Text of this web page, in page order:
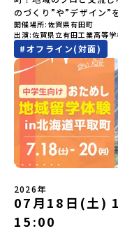
安心のサポート体制・
下の【STEP2】個別説
ーーーーーーーーーーー
る！2つのステップ知り
ください！【STEP1】
いつでも視聴可能です）
方へ〜プログラムの全
す。 【STEP2】個別
す）〜「地域別のプロ
は何をするの？」とい
らではのプログラムを
説明会はこちらから（
【5/8(金)】熊本県芦北
体験」のプログラム開催
ださい♪気になることや
い。👉 【LINE登録はこ
のづくり”や”デザイン”
化が気になる。いつか留
化、町並みに興味がある
き！」そんな中学生の
験」は、日本全国約200
を送る「地域みらい留
めてのひとり旅でも安
いたします。今回のフ
う）」佐賀県の西部に
「窯業（ようぎょう）
のづくりが、この町の
も知られる「有田焼」
史の中で積み重ねられ
い”が、この町には残っ
「日本の20世紀遺産」
町です。さらに、有田町
棚田（たなだ）」や「名
開催場所 佐賀県有田町
出演 佐賀県立有田工業高等学
#オフライン(対面)
2026年
07月18日(土)
15:00